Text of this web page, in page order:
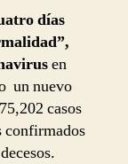
días
en
un nuevo
casos
confirmados